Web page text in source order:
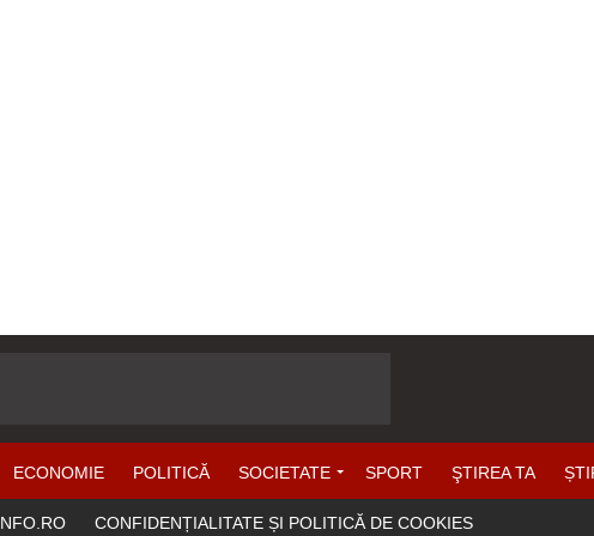
ECONOMIE POLITICĂ SOCIETATE SPORT ŞTIREA TA
CONFIDENȚIALITATE ȘI POLITICĂ DE COOKIES